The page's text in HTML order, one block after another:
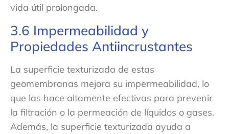
vida útil prolongada.
3.6 Impermeabilidad y
Propiedades Antiincrustantes
La superficie texturizada de estas
geomembranas mejora su impermeabilidad, lo
que las hace altamente efectivas para prevenir
la filtración o la permeación de líquidos o gases.
Además, la superficie texturizada ayuda a